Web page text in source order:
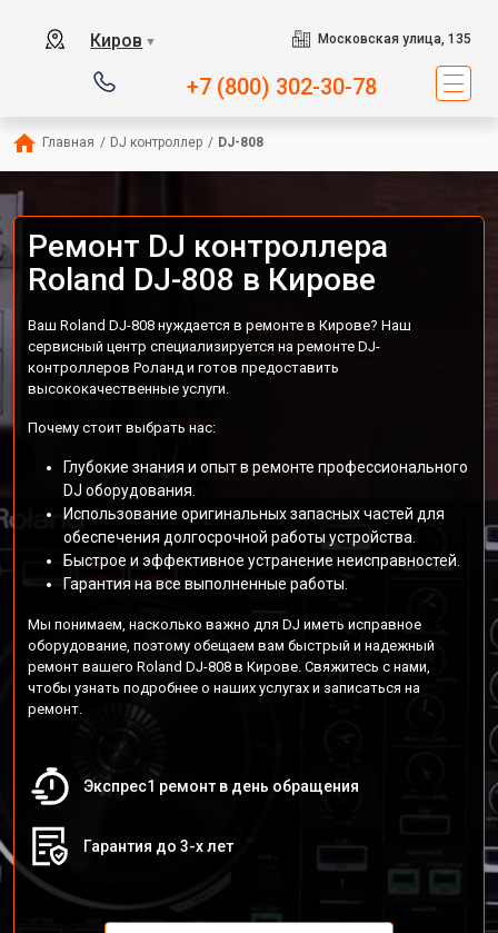
Киров ▼ Московская улица, 135
+7 (800) 302-30-78
Главная / DJ контроллер / DJ-808
Ремонт DJ контроллера
Roland DJ-808 в Кирове
Ваш Roland DJ-808 нуждается в ремонте в Кирове? Наш
сервисный центр специализируется на ремонте DJ-
контроллеров Роланд и готов предоставить
высококачественные услуги.
Почему стоит выбрать нас:
Глубокие знания и опыт в ремонте профессионального
DJ оборудования.
Использование оригинальных запасных частей для
обеспечения долгосрочной работы устройства.
Быстрое и эффективное устранение неисправностей.
Гарантия на все выполненные работы.
Мы понимаем, насколько важно для DJ иметь исправное
оборудование, поэтому обещаем вам быстрый и надежный
ремонт вашего Roland DJ-808 в Кирове. Свяжитесь с нами,
чтобы узнать подробнее о наших услугах и записаться на
ремонт.
Экспрес1 ремонт в день обращения
Гарантия до 3-х лет